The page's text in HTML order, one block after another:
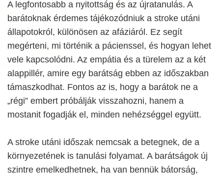
A legfontosabb a nyitottság és az újratanulás. A
barátoknak érdemes tájékozódniuk a stroke utáni
állapotokról, különösen az afáziáról. Ez segít
megérteni, mi történik a pácienssel, és hogyan lehet
vele kapcsolódni. Az empátia és a türelem az a két
alappillér, amire egy barátság ebben az időszakban
támaszkodhat. Fontos az is, hogy a barátok ne a
„régi” embert próbálják visszahozni, hanem a
mostanit fogadják el, minden nehézséggel együtt.
A stroke utáni időszak nemcsak a betegnek, de a
környezetének is tanulási folyamat. A barátságok új
szintre emelkedhetnek, ha van bennük bátorság,